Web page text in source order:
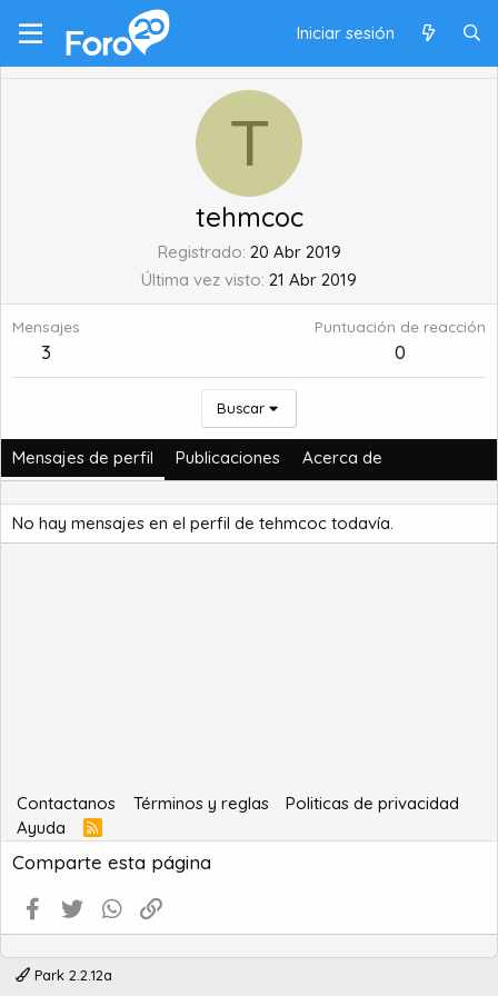
Iniciar sesión
T
tehmcoc
Registrado 20 Abr 2019
Última vez visto 21 Abr 2019
Mensajes
3
Puntuación de reacción
0
Buscar
Mensajes de perfil Publicaciones Acerca de
No hay mensajes en el perfil de tehmcoc todavía.
Contactanos Términos y reglas
Politicas de privacidad
Ayuda
R
S
S
Comparte esta página
Facebook
Twitter WhatsApp
Park 2.2.12a